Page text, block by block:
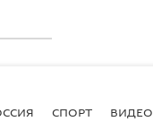
СПОРТ ВИДЕО